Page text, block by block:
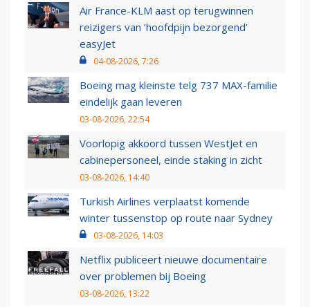
Air France-KLM aast op terugwinnen
reizigers van ‘hoofdpijn bezorgend’
easyJet
04-08-2026, 7:26
Boeing mag kleinste telg 737 MAX-familie
eindelijk gaan leveren
03-08-2026, 22:54
Voorlopig akkoord tussen WestJet en
cabinepersoneel, einde staking in zicht
03-08-2026, 14:40
Turkish Airlines verplaatst komende
winter tussenstop op route naar Sydney
03-08-2026, 14:03
Netflix publiceert nieuwe documentaire
over problemen bij Boeing
03-08-2026, 13:22